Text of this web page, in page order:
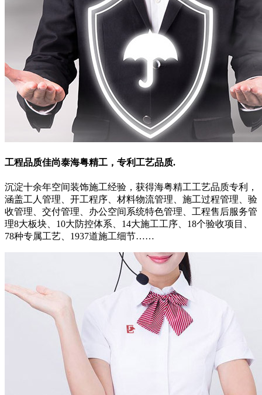
工程品质佳尚泰海粤精工，专利工艺品质.
沉淀十余年空间装饰施工经验，获得海粤精工工艺品质专利，
涵盖工人管理、开工程序、材料物流管理、施工过程管理、验
收管理、交付管理、办公空间系统特色管理、工程售后服务管
理8大板块、10大防控体系、14大施工工序、18个验收项目、
78种专属工艺、1937道施工细节……